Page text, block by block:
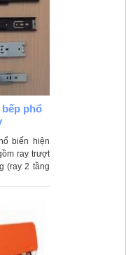
phổ
biến hiện
ray trượt
(ray 2 tầng